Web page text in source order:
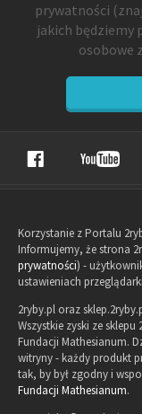
prywatności
jakich będziemy
osobowe
Korzystanie z Portalu
Informujemy, że strona
prywatności) -
ustawieniach
2ryby.pl oraz
Wszystkie zyski ze
Fundacji Mathesianum.
witryny - każdy produkt
tak, by był zgodny i
Fundacji Mathesianum.